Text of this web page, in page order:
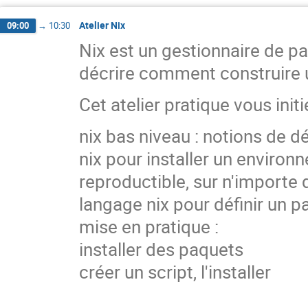
09:00 → 10:30 Atelier Nix
Nix est un gestionnaire de
décrire comment construire
Cet atelier pratique vous
nix bas niveau : notions de
nix pour installer un
reproductible, sur n'importe
langage nix pour définir un
mise en pratique :
installer des paquets
créer un script, l'installer